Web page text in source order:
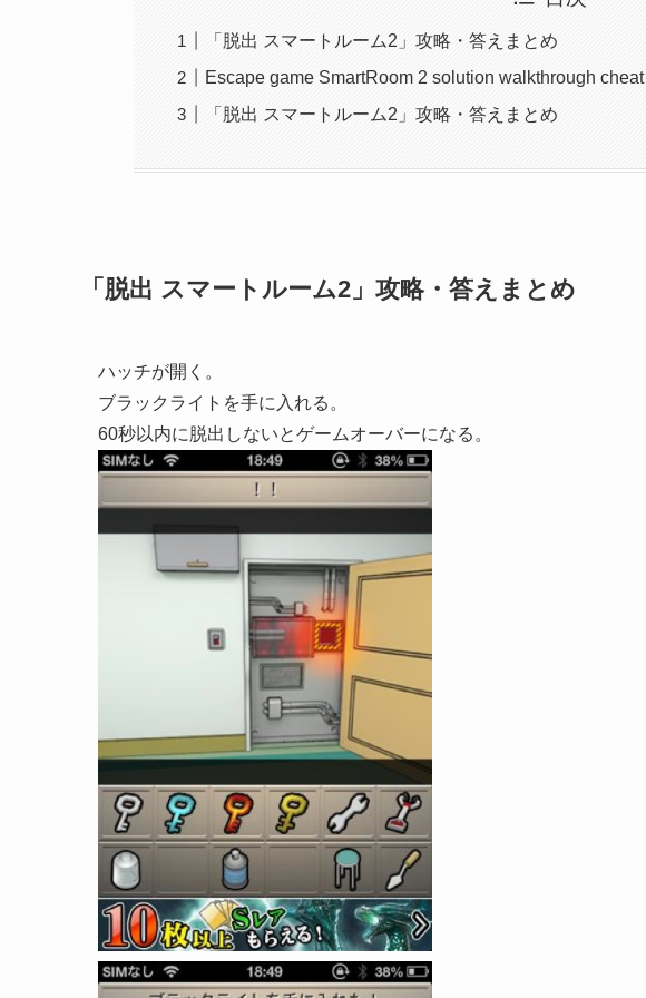
「脱出 スマートルーム2」攻略・答えまとめ
Escape game SmartRoom 2 solution walkthrough cheat
「脱出 スマートルーム2」攻略・答えまとめ
「脱出 スマートルーム2」攻略・答えまとめ
ハッチが開く。
ブラックライトを手に入れる。
60秒以内に脱出しないとゲームオーバーになる。